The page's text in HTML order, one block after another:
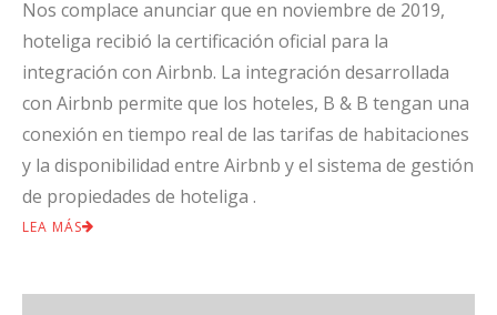
Nos complace anunciar que en noviembre de 2019,
hoteliga recibió la certificación oficial para la
integración con Airbnb. La integración desarrollada
con Airbnb permite que los hoteles, B & B tengan una
conexión en tiempo real de las tarifas de habitaciones
y la disponibilidad entre Airbnb y el sistema de gestión
de propiedades de hoteliga .
LEA MÁS